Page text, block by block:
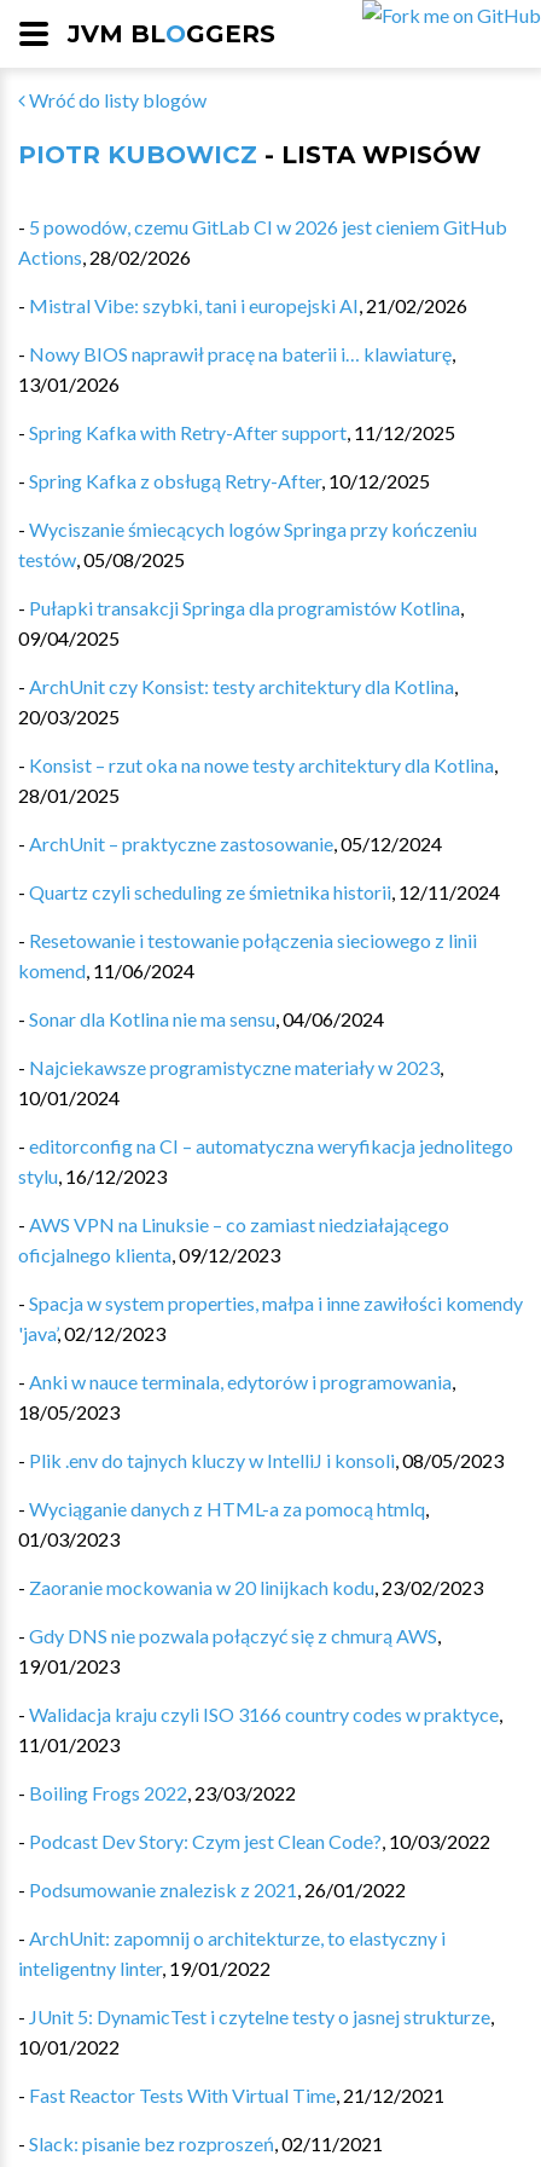
JVM BLOGGERS
Wróć do listy blogów
PIOTR KUBOWICZ - LISTA WPISÓW
- 5 powodów, czemu GitLab CI w 2026 jest cieniem GitHub
Actions, 28/02/2026
- Mistral Vibe: szybki, tani i europejski AI, 21/02/2026
- Nowy BIOS naprawił pracę na baterii i… klawiaturę,
13/01/2026
- Spring Kafka with Retry-After support, 11/12/2025
- Spring Kafka z obsługą Retry-After, 10/12/2025
- Wyciszanie śmiecących logów Springa przy kończeniu
testów,05/08/2025
- Pułapki transakcji Springa dla programistów Kotlina,
09/04/2025
- ArchUnit czy Konsist: testy architektury dla Kotlina,
20/03/2025
- Konsist – rzut oka na nowe testy architektury dla Kotlina,
28/01/2025
- ArchUnit – praktyczne zastosowanie,05/12/2024
- Quartz czyli scheduling ze śmietnika historii, 12/11/2024
- Resetowanie i testowanie połączenia sieciowego z linii
komend, 11/06/2024
- Sonar dla Kotlina nie ma sensu,04/06/2024
- Najciekawsze programistyczne materiały w 2023,
10/01/2024
- editorconfig na CI – automatyczna weryfikacja jednolitego
stylu, 16/12/2023
- AWS VPN na Linuksie – co zamiast niedziałającego
oficjalnego klienta,09/12/2023
- Spacja w system properties, małpa i inne zawiłości komendy
'java’,02/12/2023
- Anki w nauce terminala, edytorów i programowania,
18/05/2023
- Plik .env do tajnych kluczy w IntelliJ i konsoli,08/05/2023
- Wyciąganie danych z HTML-a za pomocą htmlq,
01/03/2023
- Zaoranie mockowania w 20 linijkach kodu, 23/02/2023
- Gdy DNS nie pozwala połączyć się z chmurą AWS,
19/01/2023
- Walidacja kraju czyli ISO 3166 country codes w praktyce,
11/01/2023
- Boiling Frogs 2022, 23/03/2022
- Podcast Dev Story: Czym jest Clean Code?, 10/03/2022
- Podsumowanie znalezisk z 2021, 26/01/2022
- ArchUnit: zapomnij o architekturze, to elastyczny i
inteligentny linter, 19/01/2022
- JUnit 5: DynamicTest i czytelne testy o jasnej strukturze,
10/01/2022
- Fast Reactor Tests With Virtual Time, 21/12/2021
- Slack: pisanie bez rozproszeń,02/11/2021